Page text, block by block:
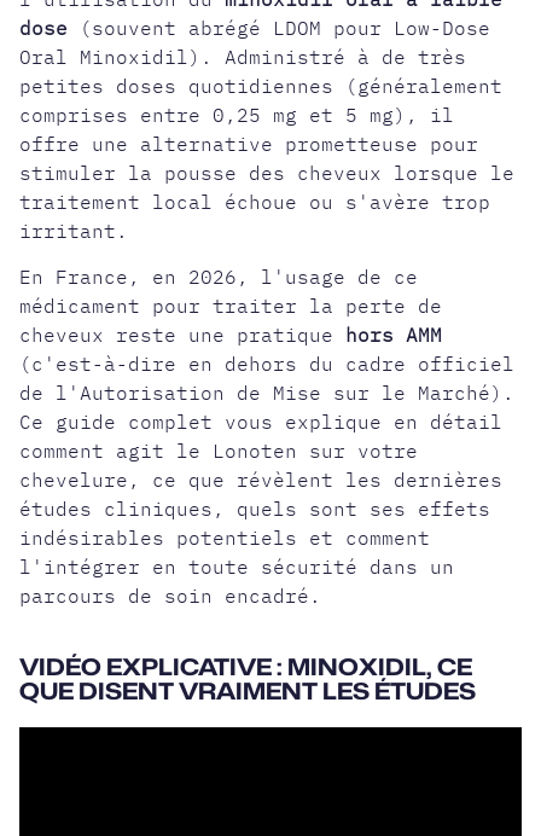
dose (souvent abrégé LDOM pour Low-Dose
Oral Minoxidil). Administré à de très
petites doses quotidiennes (généralement
comprises entre 0,25 mg et 5 mg), il
offre une alternative prometteuse pour
stimuler la pousse des cheveux lorsque le
traitement local échoue ou s'avère trop
irritant.
En France, en 2026, l'usage de ce
médicament pour traiter la perte de
cheveux reste une pratique hors AMM
(c'est-à-dire en dehors du cadre officiel
de l'Autorisation de Mise sur le Marché).
Ce guide complet vous explique en détail
comment agit le Lonoten sur votre
chevelure, ce que révèlent les dernières
études cliniques, quels sont ses effets
indésirables potentiels et comment
l'intégrer en toute sécurité dans un
parcours de soin encadré.
VIDÉO EXPLICATIVE : MINOXIDIL, CE
QUE DISENT VRAIMENT LES ÉTUDES